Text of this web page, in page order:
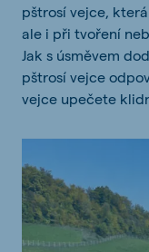
pštrosí vejce,
ale i při tvoření
Jak s úsměvem
pštrosí vejce
vejce upečete